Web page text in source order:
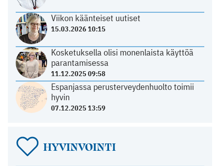
Viikon käänteiset uutiset
15.03.2026 10:15
Kosketuksella olisi monenlaista käyttöä
parantamisessa
11.12.2025 09:58
Espanjassa perusterveydenhuolto toimii
hyvin
07.12.2025 13:59
HYVINVOINTI